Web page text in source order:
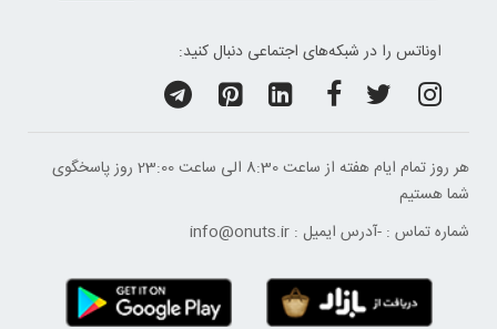
اوناتس را در شبکه‌های اجتماعی دنبال کنید:
هر روز تمام ایام هفته از ساعت 8:30 الی ساعت 23:00 ‌روز پاسخگوی
شما هستیم
شماره تماس : -آدرس ایمیل : info@onuts.ir